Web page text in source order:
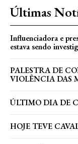
Últimas
Influenciadora e
estava sendo
PALESTRA DE
VIOLÊNCIA DAS
ÚLTIMO DIA DE
HOJE TEVE